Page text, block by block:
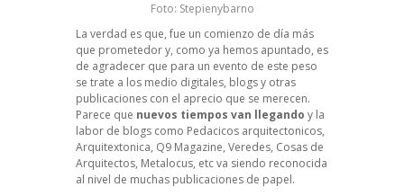
Foto: Stepienybarno
La verdad es que, fue un comienzo de día más
que prometedor y, como ya hemos apuntado, es
de agradecer que para un evento de este peso
se trate a los medio digitales, blogs y otras
publicaciones con el aprecio que se merecen.
Parece que nuevos tiempos van llegando y la
labor de blogs como Pedacicos arquitectonicos,
Arquitextonica, Q9 Magazine, Veredes, Cosas de
Arquitectos, Metalocus, etc va siendo reconocida
al nivel de muchas publicaciones de papel.